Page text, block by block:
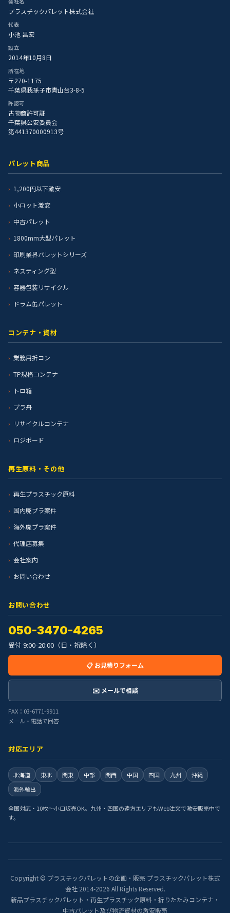
プラスチックパレット株式会社
代表
小池 昌宏
設立
2014年10月8日
所在地
〒270-1175
千葉県我孫子市青山台3-8-5
許認可
古物商許可証
千葉県公安委員会
第441370000913号
パレット商品
1,200円以下激安
小ロット激安
中古パレット
1800mm大型パレット
印刷業界パレットシリーズ
ネスティング型
容器包装リサイクル
ドラム缶パレット
コンテナ・資材
業務用折コン
TP規格コンテナ
トロ箱
プラ舟
リサイクルコンテナ
ロジボード
再生原料・その他
再生プラスチック原料
国内廃プラ案件
海外廃プラ案件
代理店募集
会社案内
お問い合わせ
お問い合わせ
050-3470-4265
受付 9:00-20:00（日・祝除く）
📋 お見積りフォーム
✉️ メールで相談
FAX：03-6771-9911
メール・電話で回答
対応エリア
北海道 東北 関東 中部 関西 中国 四国 九州
沖縄
海外輸出
全国対応・10枚〜小口販売OK。九州・四国の遠方エリアもWeb注文で激安販売中で
す。
Copyright © プラスチックパレットの企画・販売 プラスチックパレット株式
会社 2014-2026 All Rights Reserved.
新品プラスチックパレット・再生プラスチック原料・折りたたみコンテナ・
中古パレット及び物流資材の激安販売